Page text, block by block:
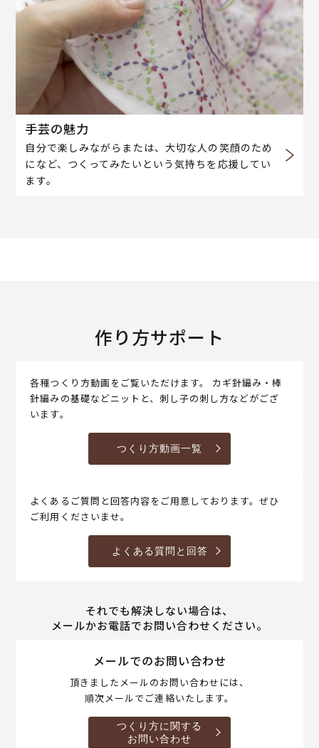
手芸の魅力
自分で楽しみながらまたは、大切な人の笑顔のため
になど、つくってみたいという気持ちを応援してい
ます。
作り方サポート
各種つくり方動画をご覧いただけます。 カギ針編み・棒
針編みの基礎などニットと、刺し子の刺し方などがござ
います。
つくり方動画一覧
よくあるご質問と回答内容をご用意しております。ぜひ
ご利用くださいませ。
よくある質問と回答
それでも解決しない場合は、
メールかお電話でお問い合わせください。
メールでのお問い合わせ
頂きましたメールのお問い合わせには、
順次メールでご連絡いたします。
つくり方に関する
お問い合わせ